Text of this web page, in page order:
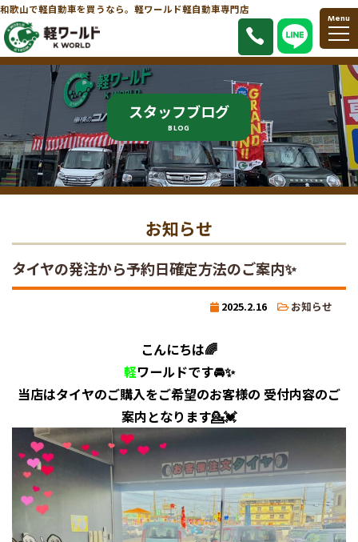
和歌山で軽自動車を買うなら。軽ワールド軽自動車専門店
Menu
スタッフブログ
BLOG
お知らせ
タイヤの発注から予約日確定方法のご案内✨
2025.2.16 お知らせ
こんにちは🌈
軽ワールドです🚘✨
当店はタイヤのご購入をご希望のお客様の 受付内容のご
案内となります💁💓